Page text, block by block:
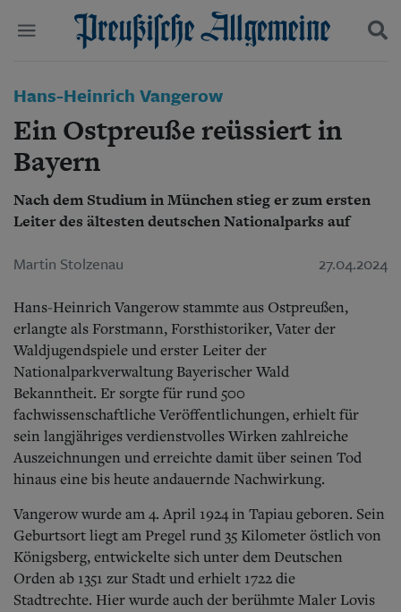
Start
Wer wir sind
Aktuelle Ausgabe
Abonnenten-Login
Abonnent werden
Abo Prämien
Archiv
Politik
Wirtschaft
Leben
Geschichte
Ostpreußen
Danzig und Westpreußen
Bücher
Kontakt
Impressum
Datenschutz
Suchen und finden
Hans-Heinrich Vangerow
Ein Ostpreuße reüssiert in
Bayern
Nach dem Studium in München stieg er zum ersten
Leiter des ältesten deutschen Nationalparks auf
Martin Stolzenau 27.04.2024
Hans-Heinrich Vangerow stammte aus Ostpreußen,
erlangte als Forstmann, Forsthistoriker, Vater der
Waldjugendspiele und erster Leiter der
Nationalparkverwaltung Bayerischer Wald
Bekanntheit. Er sorgte für rund 500
fachwissenschaftliche Veröffentlichungen, erhielt für
sein langjähriges verdienstvolles Wirken zahlreiche
Auszeichnungen und erreichte damit über seinen Tod
hinaus eine bis heute andauernde Nachwirkung.
Vangerow wurde am 4. April 1924 in Tapiau geboren. Sein
Geburtsort liegt am Pregel rund 35 Kilometer östlich von
Königsberg, entwickelte sich unter dem Deutschen
Orden ab 1351 zur Stadt und erhielt 1722 die
Stadtrechte. Hier wurde auch der berühmte Maler Lovis